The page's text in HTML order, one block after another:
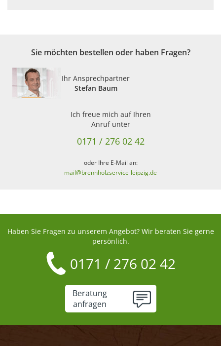
Sie möchten bestellen oder haben Fragen?
Ihr Ansprechpartner
Stefan Baum
Ich freue mich auf Ihren
Anruf unter
0171 / 276 02 42
oder Ihre E-Mail an:
mail@brennholzservice-leipzig.de
Haben Sie Fragen zu unserem Angebot? Wir beraten Sie gerne
persönlich.
0171 / 276 02 42
Beratung
anfragen